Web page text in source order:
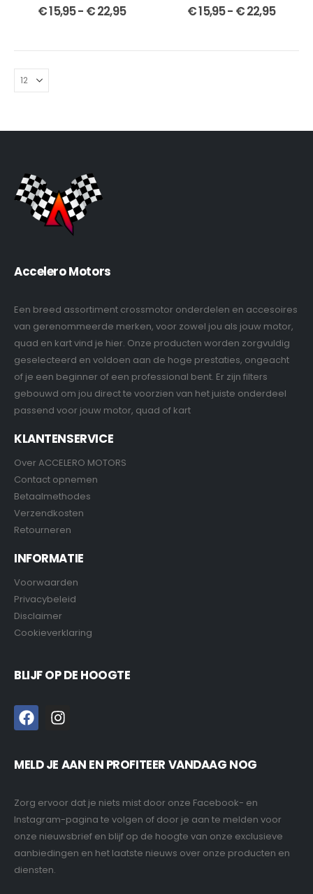
€15,95- €22,95 €15,95- €22,95
Accelero Motors
Een breed assortiment crossmotor onderdelen en accesoires
van gerenommeerde merken, voor zowel jou als jouw motor,
quad en kart vind je hier. Onze producten worden zorgvuldig
geselecteerd en voldoen aan de hoge prestaties, ongeacht
of je een beginner of een professional bent. Er zijn filters
gebouwd om jou direct te voorzien van het juiste onderdeel
passend voor jouw motor, quad of kart
KLANTENSERVICE
Over ACCELERO MOTORS
Contact opnemen
Betaalmethodes
Verzendkosten
Retourneren
INFORMATIE
Voorwaarden
Privacybeleid
Disclaimer
Cookieverklaring
BLIJF OP DE HOOGTE
MELD JE AAN EN PROFITEER VANDAAG NOG
Zorg ervoor dat je niets mist door onze Facebook- en
Instagram-pagina te volgen of door je aan te melden voor
onze nieuwsbrief en blijf op de hoogte van onze exclusieve
aanbiedingen en het laatste nieuws over onze producten en
diensten.